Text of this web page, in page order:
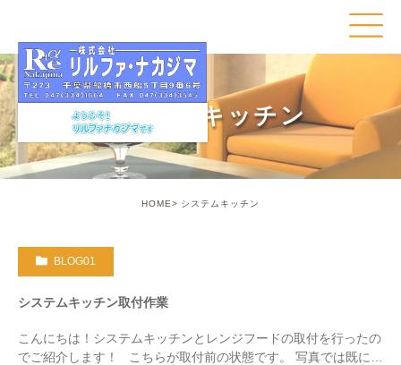
システムキッチン
HOME システムキッチン
BLOG01
システムキッチン取付作業
こんにちは！システムキッチンとレンジフードの取付を行ったの
でご紹介します！ こちらが取付前の状態です。 写真では既に撤